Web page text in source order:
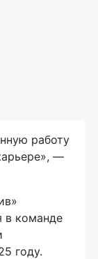
работу
—
в команде
году.